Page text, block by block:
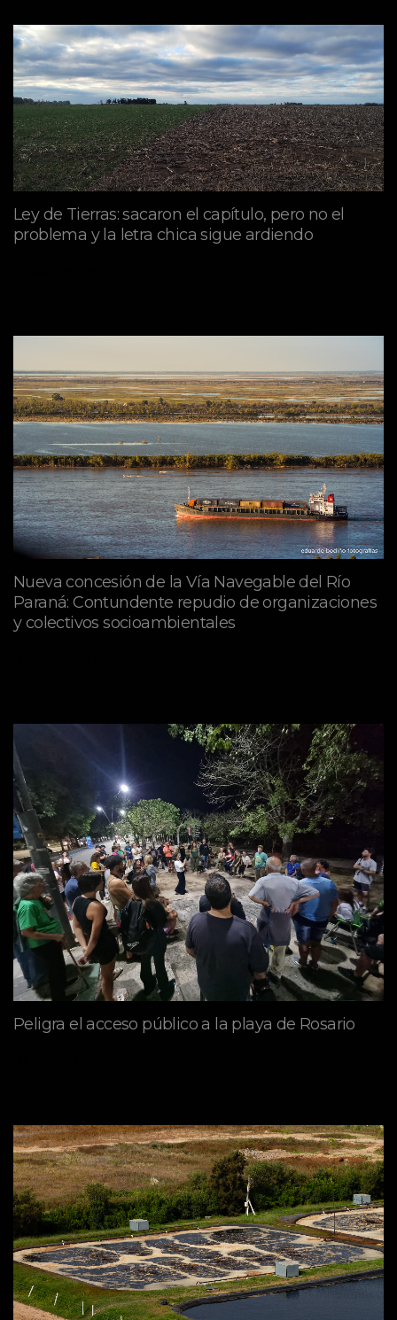
Ley de Tierras: sacaron el capítulo, pero no el
problema y la letra chica sigue ardiendo
Nueva concesión de la Vía Navegable del Río
Paraná: Contundente repudio de organizaciones
y colectivos socioambientales
Peligra el acceso público a la playa de Rosario